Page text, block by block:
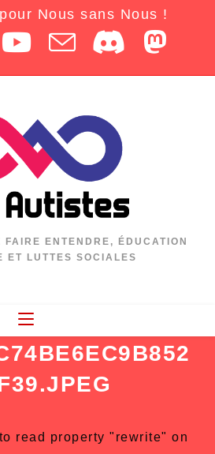
Nous sans Nous !
ENTENDRE, ÉDUCATION
ET LUTTES SOCIALES
read property "rewrite" on